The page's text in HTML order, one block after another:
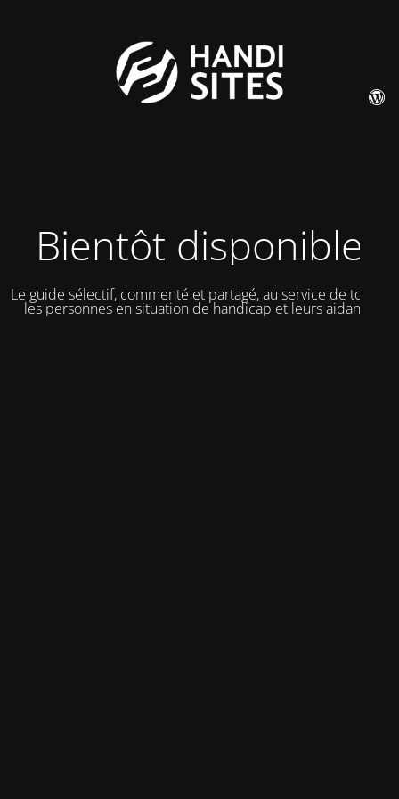
Bientôt disponible
Le guide sélectif, commenté et partagé, au service de toutes
les personnes en situation de handicap et leurs aidants.